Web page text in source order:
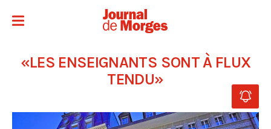
«LES ENSEIGNANTS SONT À FLUX
TENDU»